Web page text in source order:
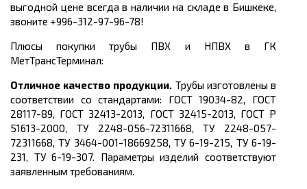
выгодной цене всегда в наличии на складе в Бишкеке,
звоните +996-312-97-96-78!
Плюсы покупки трубы ПВХ и НПВХ в ГК
МетТрансТерминал:
Отличное качество продукции. Трубы изготовлены в
соответствии со стандартами: ГОСТ 19034-82, ГОСТ
28117-89, ГОСТ 32413-2013, ГОСТ 32415-2013, ГОСТ Р
51613-2000, ТУ 2248-056-72311668, ТУ 2248-057-
72311668, ТУ 3464-001-18669258, ТУ 6-19-215, ТУ 6-19-
231, ТУ 6-19-307. Параметры изделий соответствуют
заявленным требованиям.